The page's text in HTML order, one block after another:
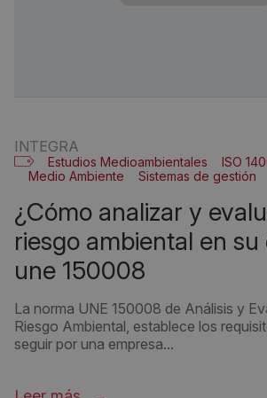
INTEGRA
Estudios Medioambientales
ISO
Medio Ambiente
Sistemas de gestión
¿cómo analizar y evaluar el
riesgo ambiental en
une 150008
La norma UNE 150008 de Análisis y
Riesgo Ambiental, establece los
seguir por una empresa...